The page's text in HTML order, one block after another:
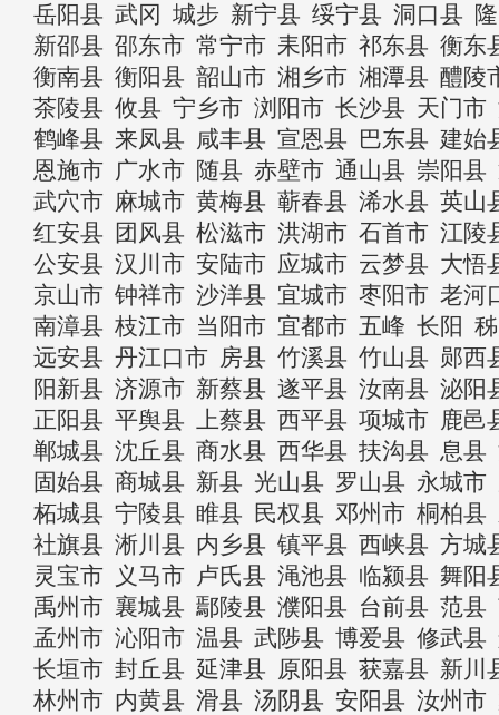
岳阳县 武冈 城步 新宁县 绥宁县 洞口县
新邵县 邵东市 常宁市 耒阳市 祁东县 衡东
衡南县 衡阳县 韶山市 湘乡市 湘潭县 醴陵
茶陵县 攸县 宁乡市 浏阳市 长沙县 天门市
鹤峰县 来凤县 咸丰县 宣恩县 巴东县 建始
恩施市 广水市 随县 赤壁市 通山县 崇阳县
武穴市 麻城市 黄梅县 蕲春县 浠水县 英山
红安县
团风县 松滋市 洪湖市 石首市 江陵
公安县 汉川市 安陆市 应城市 云梦县 大悟
京山市 钟祥市 沙洋县 宜城市 枣阳市 老河
南漳县 枝江市 当阳市 宜都市 五峰 长阳
远安县 丹江口市 房县 竹溪县 竹山县 郧西
阳新县 济源市 新蔡县 遂平县 汝南县 泌阳
正阳县 平舆县 上蔡县 西平县 项城市 鹿邑
郸城县 沈丘县 商水县 西华县 扶沟县 息县
固始县 商城县 新县 光山县 罗山县 永城市
柘城县 宁陵县 睢县 民权县 邓州市 桐柏县
社旗县 淅川县 内乡县 镇平县 西峡县 方城
灵宝市
义马市 卢氏县 渑池县 临颍县 舞阳
禹州市 襄城县 鄢陵县 濮阳县 台前县 范县
孟州市 沁阳市 温县 武陟县 博爱县 修武县
长垣市 封丘县 延津县 原阳县 获嘉县 新川
林州市 内黄县 滑县 汤阴县 安阳县 汝州市